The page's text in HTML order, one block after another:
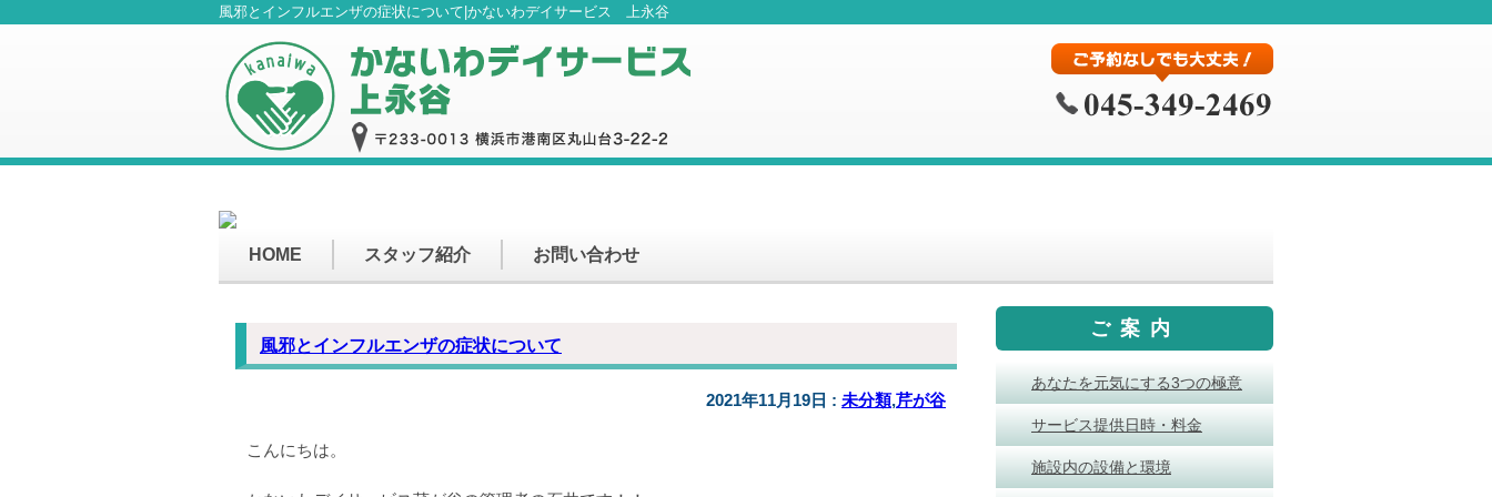
風邪とインフルエンザの症状について|かないわデイサービス 上永谷
HOME スタッフ紹介 お問い合わせ
風邪とインフルエンザの症状について
2021年11月19日 : 未分類,芹が谷
こんにちは。
ご案内
あなたを元気にする3つの極意
サービス提供日時・料金
施設内の設備と環境